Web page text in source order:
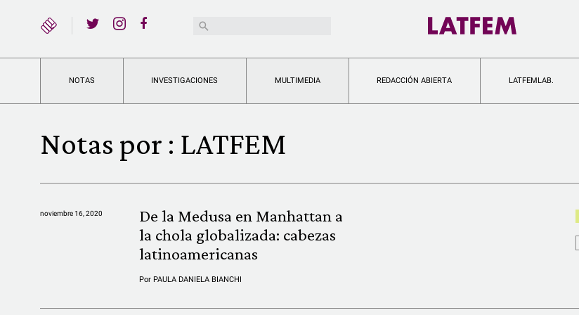
YouTubeBuscar:
NOTAS INVESTIGACIONES MULTIMEDIA REDACCIÓN ABIERTA LATFEMLAB.
Notas por : LATFEM
noviembre 16, 2020
De la Medusa en Manhattan a
la chola globalizada: cabezas
latinoamericanas
Por PAULA DANIELA BIANCHI